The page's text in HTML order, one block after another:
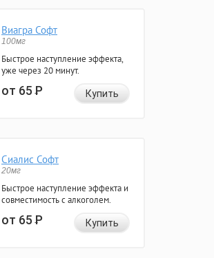
Виагра Софт
100мг
Быстрое наступление эффекта,
уже через 20 минут.
от 65Р Купить
Сиалис Софт
20мг
Быстрое наступление эффекта и
совместимость с алкоголем.
от 65Р Купить